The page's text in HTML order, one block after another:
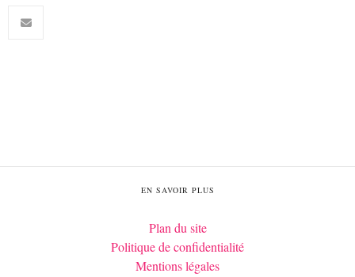
EN SAVOIR PLUS
Plan du site
Politique de confidentialité
Mentions légales